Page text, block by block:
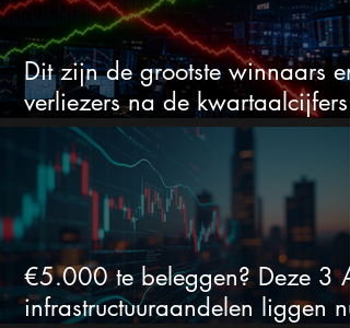
Dit zijn de grootste winnaars en
verliezers na de kwartaalcijfers
(2 springen eruit)
€5.000 te beleggen? Deze 3
infrastructuuraandelen liggen nu